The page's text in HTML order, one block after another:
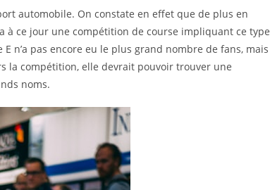
automobile. On constate en effet que de plus en
à ce jour une compétition de course impliquant ce type
n’a pas encore eu le plus grand nombre de fans, mais
la compétition, elle devrait pouvoir trouver une
noms.